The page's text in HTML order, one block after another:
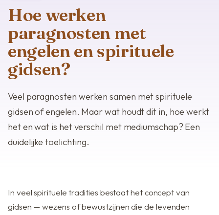
Hoe werken
paragnosten met
engelen en spirituele
gidsen?
Veel paragnosten werken samen met spirituele
gidsen of engelen. Maar wat houdt dit in, hoe werkt
het en wat is het verschil met mediumschap? Een
duidelijke toelichting.
In veel spirituele tradities bestaat het concept van
gidsen — wezens of bewustzijnen die de levenden